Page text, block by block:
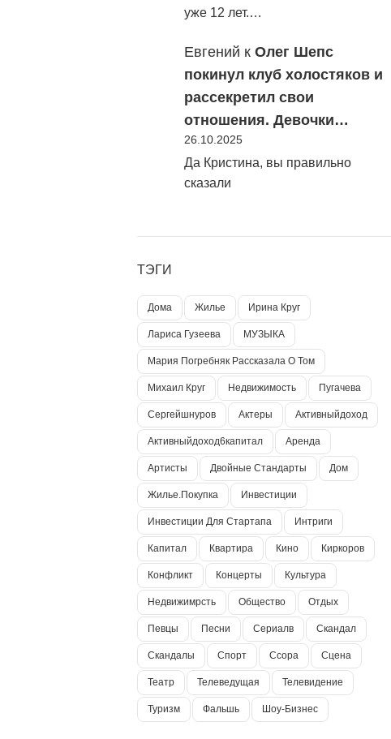
уже 12 лет.…
Евгений к Олег Шепс
покинул клуб холостяков и
рассекретил свои
отношения. Девочки…
26.10.2025
Да Кристина, вы правильно
сказали
ТЭГИ
Дома Жилье Ирина Круг
Лариса Гузеева МУЗЫКА
Мария Погребняк Рассказала О Том
Михаил Круг Недвижимость Пугачева
Сергейшнуров Актеры Активныйдоход
Активныйдоход6капитал Аренда
Артисты Двойные Стандарты Дом
Жилье.покупка Инвестиции
Инвестиции Для Стартапа Интриги
Капитал Квартира Кино Киркоров
Конфликт Концерты Культура
Недвижимрсть Общество Отдых
Певцы Песни Сериалв Скандал
Скандалы Спорт Ссора Сцена
Театр Телеведущая Телевидение
Туризм Фальшь Шоу-Бизнес